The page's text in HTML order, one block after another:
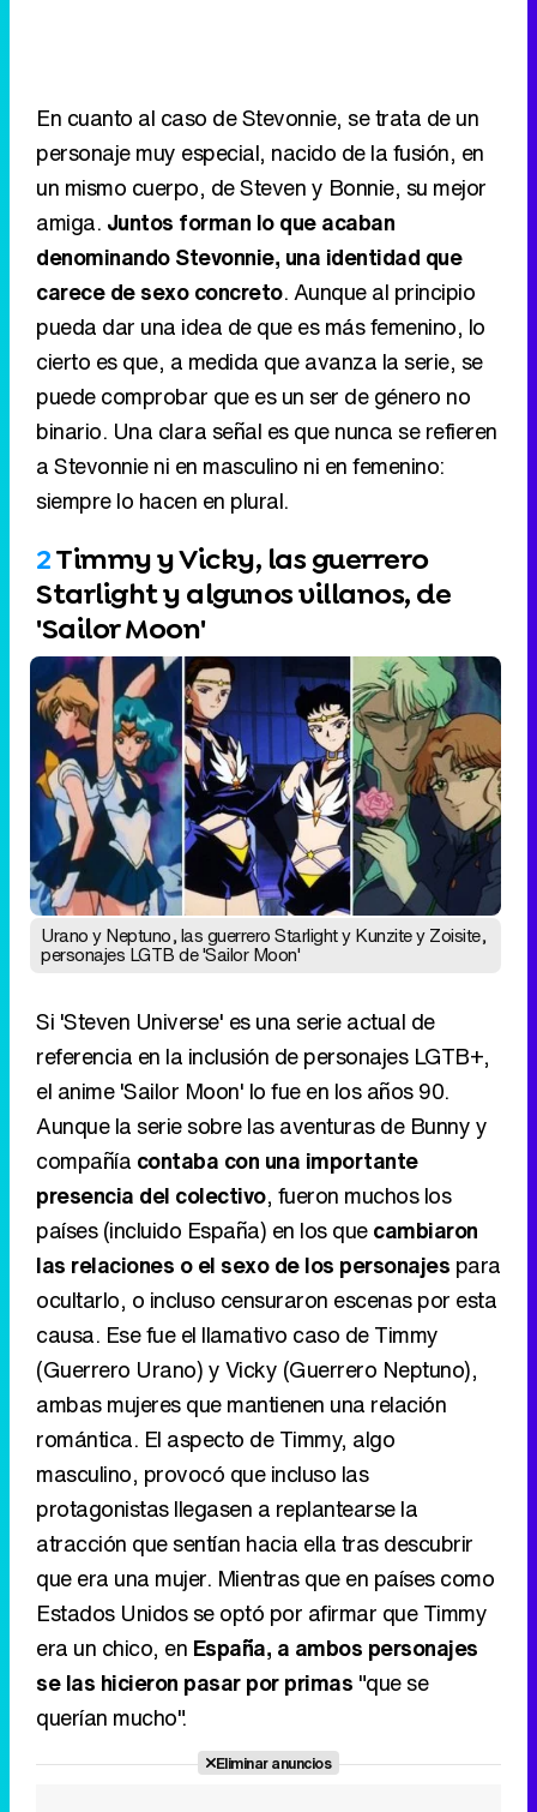
En cuanto al caso de Stevonnie, se trata de un
personaje muy especial, nacido de la fusión, en
un mismo cuerpo, de Steven y Bonnie, su mejor
amiga. Juntos forman lo que acaban
denominando Stevonnie, una identidad que
carece de sexo concreto. Aunque al principio
pueda dar una idea de que es más femenino, lo
cierto es que, a medida que avanza la serie, se
puede comprobar que es un ser de género no
binario. Una clara señal es que nunca se refieren
a Stevonnie ni en masculino ni en femenino:
siempre lo hacen en plural.
2Timmy y Vicky, las guerrero
Starlight y algunos villanos, de
'Sailor Moon'
Urano y Neptuno, las guerrero Starlight y Kunzite y Zoisite,
personajes LGTB de 'Sailor Moon'
Si 'Steven Universe' es una serie actual de
referencia en la inclusión de personajes LGTB+,
el anime 'Sailor Moon' lo fue en los años 90.
Aunque la serie sobre las aventuras de Bunny y
compañía contaba con una importante
presencia del colectivo, fueron muchos los
países (incluido España) en los quecambiaron
las relaciones o el sexo de los personajes para
ocultarlo, o incluso censuraron escenas por esta
causa. Ese fue el llamativo caso de Timmy
(Guerrero Urano) y Vicky (Guerrero Neptuno),
ambas mujeres que mantienen una relación
romántica. El aspecto de Timmy, algo
masculino, provocó que incluso las
protagonistas llegasen a replantearse la
atracción que sentían hacia ella tras descubrir
que era una mujer. Mientras que en países como
Estados Unidos se optó por afirmar que Timmy
era un chico, en España, a ambos personajes
se las hicieron pasar por primas "que se
querían mucho".
Eliminar anuncios